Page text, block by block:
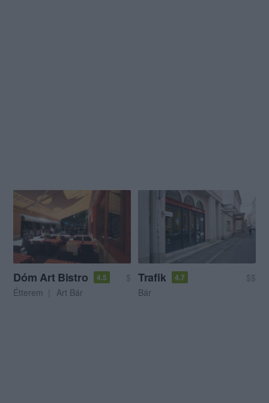
Dóm Art Bistro 4.5
$
Étterem
Art Bár
Trafik 4.7
$$
Bár